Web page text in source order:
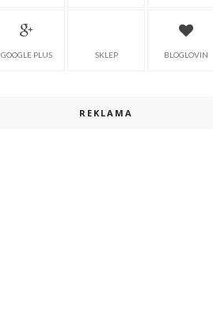
GOOGLE PLUS SKLEP BLOGLOVIN
REKLAMA